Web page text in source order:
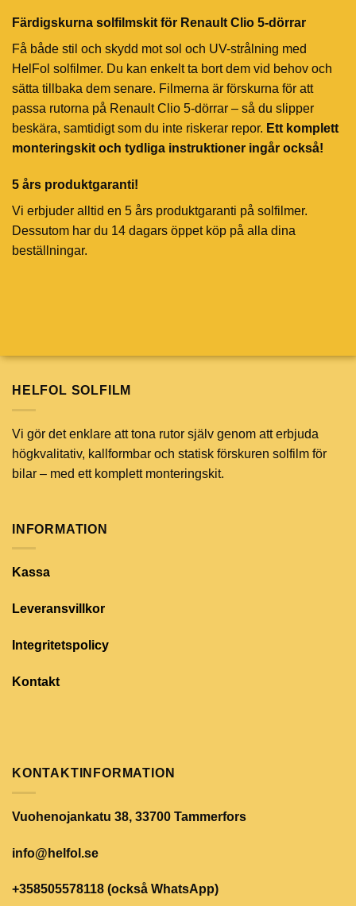
Färdigskurna solfilmskit för Renault Clio 5-dörrar
Få både stil och skydd mot sol och UV-strålning med
HelFol solfilmer. Du kan enkelt ta bort dem vid behov och
sätta tillbaka dem senare. Filmerna är förskurna för att
passa rutorna på Renault Clio 5-dörrar – så du slipper
beskära, samtidigt som du inte riskerar repor. Ett komplett
monteringskit och tydliga instruktioner ingår också!
5 års produktgaranti!
Vi erbjuder alltid en 5 års produktgaranti på solfilmer.
Dessutom har du 14 dagars öppet köp på alla dina
beställningar.
HELFOL SOLFILM
Vi gör det enklare att tona rutor själv genom att erbjuda
högkvalitativ, kallformbar och statisk förskuren solfilm för
bilar – med ett komplett monteringskit.
INFORMATION
Kassa
Leveransvillkor
Integritetspolicy
Kontakt
KONTAKTINFORMATION
Vuohenojankatu 38, 33700 Tammerfors
info@helfol.se
+358505578118 (också WhatsApp)